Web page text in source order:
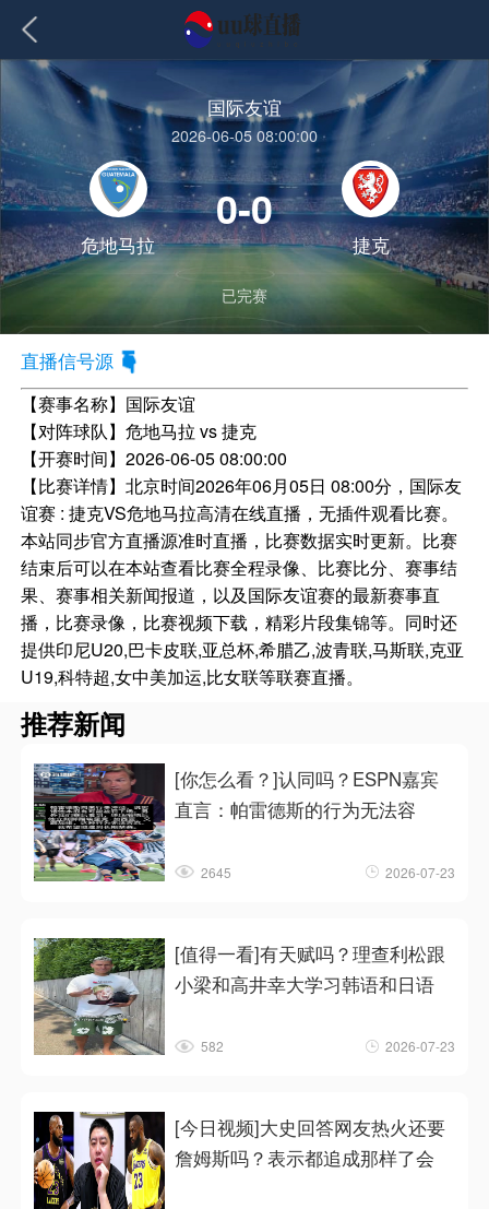
国际友谊
2026-06-05 08:00:00
危地马拉
0-0
捷克
已完赛
直播信号源
【赛事名称】 国际友谊
【对阵球队】危地马拉 vs 捷克
【开赛时间】2026-06-05 08:00:00
【比赛详情】北京时间2026年06月05日 08:00分，国际友
谊赛 : 捷克VS危地马拉高清在线直播，无插件观看比赛。
本站同步官方直播源准时直播，比赛数据实时更新。比赛
结束后可以在本站查看比赛全程录像、比赛比分、赛事结
果、赛事相关新闻报道，以及国际友谊赛的最新赛事直
播，比赛录像，比赛视频下载，精彩片段集锦等。同时还
提供印尼U20,巴卡皮联,亚总杯,希腊乙,波青联,马斯联,克亚
U19,科特超,女中美加运,比女联等联赛直播。
推荐新闻
[你怎么看？]认同吗？ESPN嘉宾
直言：帕雷德斯的行为无法容
2645 2026-07-23
[值得一看]有天赋吗？理查利松跟
小梁和高井幸大学习韩语和日语
582 2026-07-23
[今日视频]大史回答网友热火还要
詹姆斯吗？表示都追成那样了会